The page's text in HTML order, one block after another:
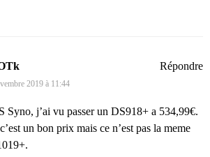
2019 à 11:44
Syno, j’ai vu passer un DS918+ a 534,99€.
un bon prix mais ce n’est pas la meme
Répondre